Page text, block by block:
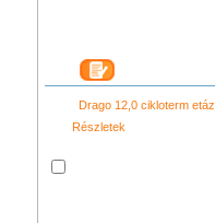
Drago 12,0 cikloterm
Részletek